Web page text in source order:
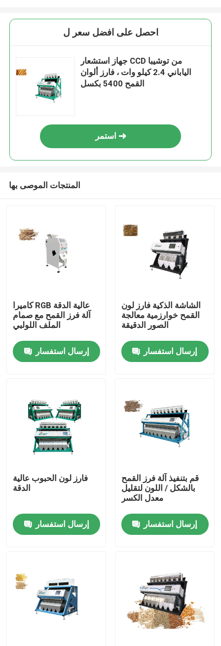
منزل
إتصال
المنتجات
فارز لون الأرز
فارز لون الحبوب
فارز لون الكاجو
فارز لون الفول السوداني
احصل على افضل سعر ل
جهاز استشعار CCD من توشيبا
الياباني 2.4 كيلو وات ، فارز ألوان
القمح 5400 بكسل
استمر
المنتجات الموصى بها
كاميرا RGB عالية الدقة
آلة فرز القمح مع صمام
الملف اللولبي
إرسال استفسار
الشاشة الذكية فارز لون
القمح خوارزمية معالجة
الصور الدقيقة
إرسال استفسار
فارز لون الحبوب عالية
الدقة
إرسال استفسار
قم بتنفيذ آلة فرز القمح
بالشكل / اللون لتقليل
معدل الكسر
إرسال استفسار